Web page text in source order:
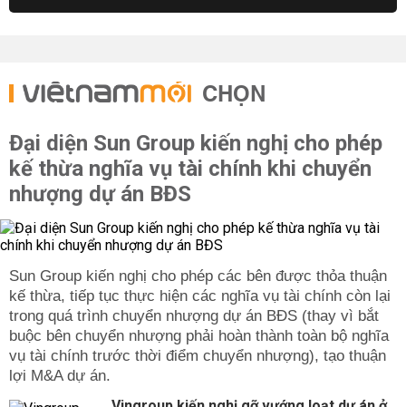
CHỌN
Đại diện Sun Group kiến nghị cho phép
kế thừa nghĩa vụ tài chính khi chuyển
nhượng dự án BĐS
Sun Group kiến nghị cho phép các bên được thỏa thuận
kế thừa, tiếp tục thực hiện các nghĩa vụ tài chính còn lại
trong quá trình chuyển nhượng dự án BĐS (thay vì bắt
buộc bên chuyển nhượng phải hoàn thành toàn bộ nghĩa
vụ tài chính trước thời điểm chuyển nhượng), tạo thuận
lợi M&A dự án.